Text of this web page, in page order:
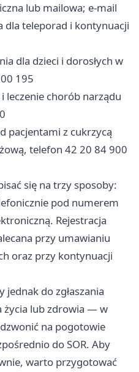
lub mailowa; e-mail
dla teleporad i kontynuacji
dla dzieci i dorosłych w
195
chorób narządu
pacjentami z cukrzycą
telefon 42 20 84 900
się na trzy sposoby:
pod numerem
Rejestracja
przy umawianiu
oraz przy kontynuacji
jednak do zgłaszania
życia lub zdrowia — w
na pogotowie
do SOR. Aby
warto przygotować